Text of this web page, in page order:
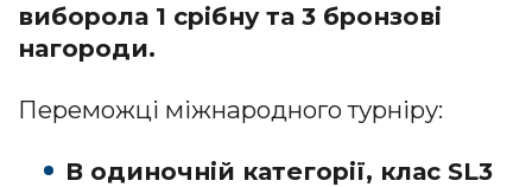
виборола 1 срібну та 3 бронзові
нагороди.
Переможці міжнародного турніру:
В одиночній категорії, клас SL3